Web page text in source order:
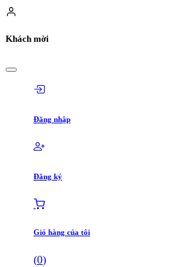
Khách mời
Đăng nhập
Đăng ký
Giỏ hàng của tôi
(0)